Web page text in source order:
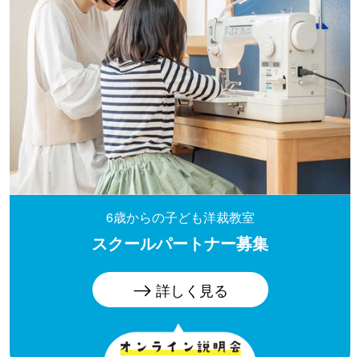
6歳からの子ども洋裁教室
スクールパートナー募集
詳しく見る